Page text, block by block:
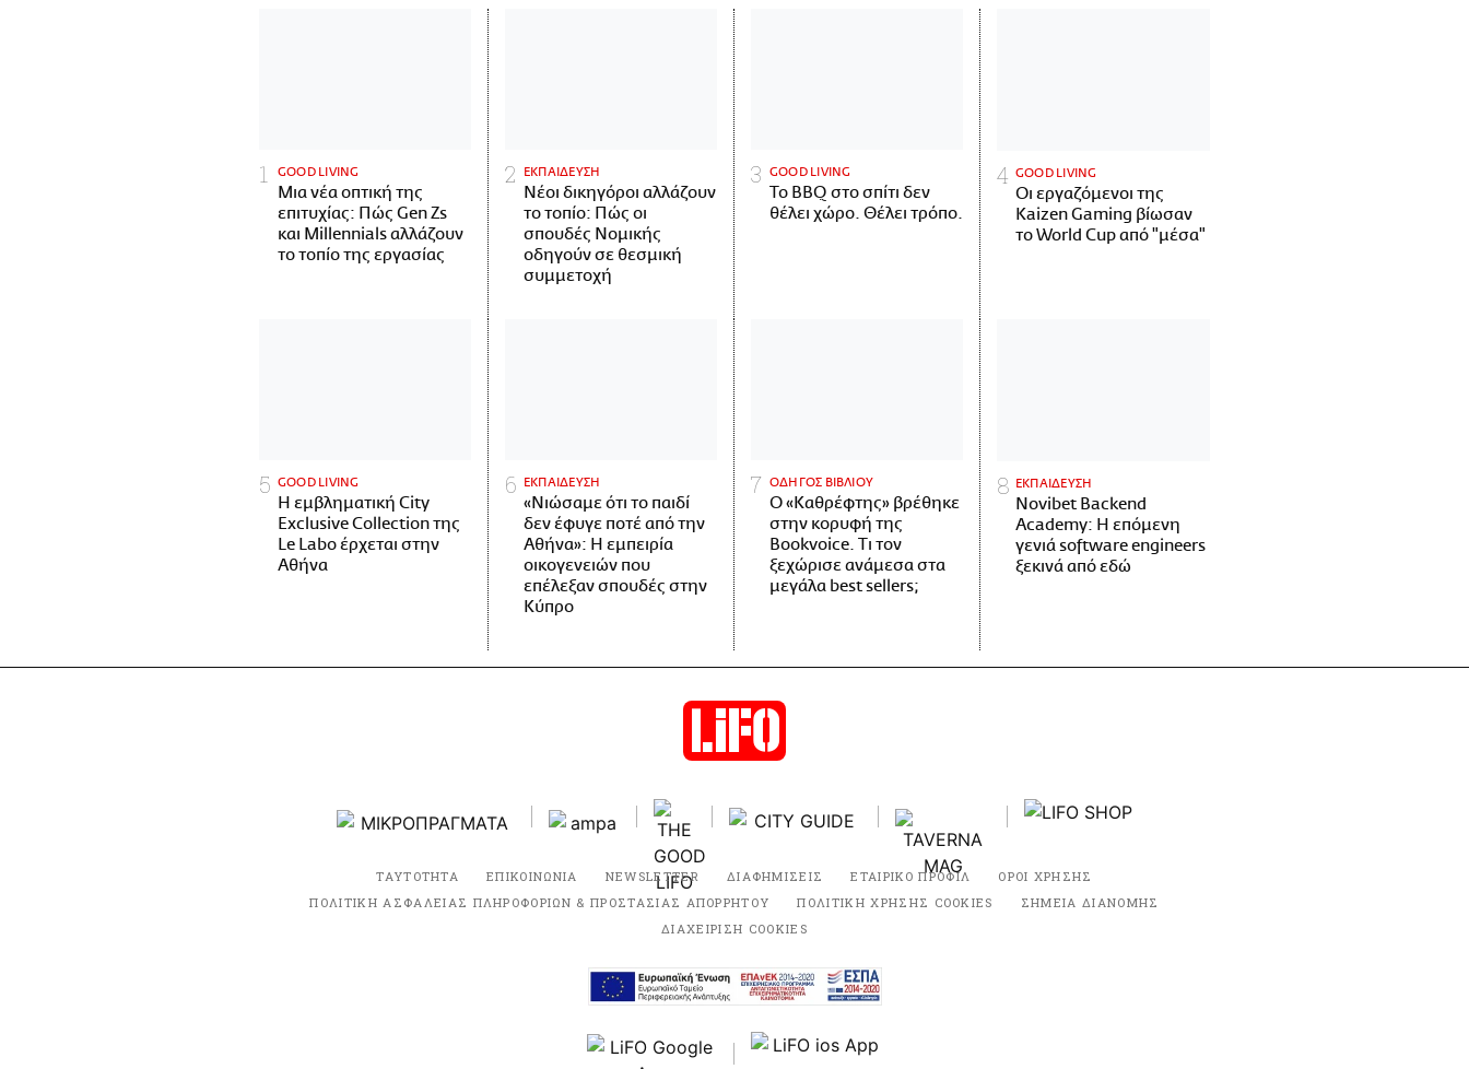
GOOD LIVING
Μια νέα οπτική της
επιτυχίας: Πώς Gen Zs
και Millennials αλλάζουν
το τοπίο της εργασίας
ΕΚΠΑΙΔΕΥΣΗ
Νέοι δικηγόροι αλλάζουν
το τοπίο: Πώς οι
σπουδές Νομικής
οδηγούν σε θεσμική
συμμετοχή
GOOD LIVING
Το BBQ στο σπίτι δεν
θέλει χώρο. Θέλει τρόπο.
GOOD LIVING
Οι εργαζόμενοι της
Kaizen Gaming βίωσαν
το World Cup από "μέσα"
GOOD LIVING
Η εμβληματική City
Exclusive Collection της
Le Labo έρχεται στην
Αθήνα
ΕΚΠΑΙΔΕΥΣΗ
«Νιώσαμε ότι το παιδί
δεν έφυγε ποτέ από την
Αθήνα»: Η εμπειρία
οικογενειών που
επέλεξαν σπουδές στην
Κύπρο
ΟΔΗΓΟΣ ΒΙΒΛΙΟΥ
Ο «Καθρέφτης» βρέθηκε
στην κορυφή της
Bookvoice. Τι τον
ξεχώρισε ανάμεσα στα
μεγάλα best sellers;
ΕΚΠΑΙΔΕΥΣΗ
Novibet Backend
Academy: Η επόμενη
γενιά software engineers
ξεκινά από εδώ
ΤΑΥΤΟΤΗΤΑ ΕΠΙΚΟΙΝΩΝΙΑ NEWSLETTER ΔΙΑΦΗΜΙΣΕΙΣ ΕΤΑΙΡΙΚΟ ΠΡΟΦΙΛ
ΟΡΟΙ ΧΡΗΣΗΣ
ΠΟΛΙΤΙΚΗ ΑΣΦΑΛΕΙΑΣ ΠΛΗΡΟΦΟΡΙΩΝ & ΠΡΟΣΤΑΣΙΑΣ ΑΠΟΡΡΗΤΟΥ
ΠΟΛΙΤΙΚΗ ΧΡΗΣΗΣ COOKIES
ΣΗΜΕΙΑ ΔΙΑΝΟΜΗΣ
ΔΙΑΧΕΙΡΙΣΗ COOKIES